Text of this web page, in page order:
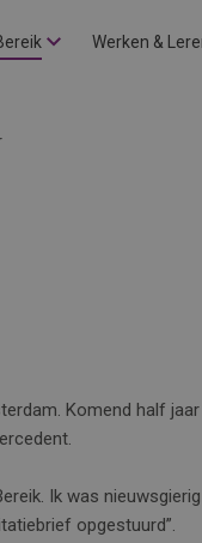
Werken &
Komend half
Ik was
opgestuurd”.